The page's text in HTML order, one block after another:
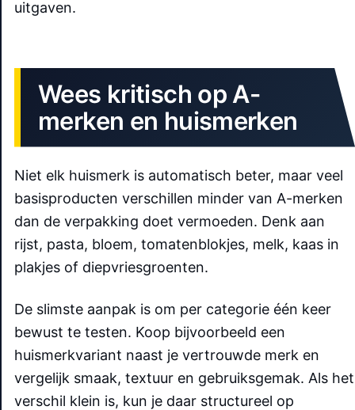
uitgaven.
Wees kritisch op A-
merken en huismerken
Niet elk huismerk is automatisch beter, maar veel
basisproducten verschillen minder van A-merken
dan de verpakking doet vermoeden. Denk aan
rijst, pasta, bloem, tomatenblokjes, melk, kaas in
plakjes of diepvriesgroenten.
De slimste aanpak is om per categorie één keer
bewust te testen. Koop bijvoorbeeld een
huismerkvariant naast je vertrouwde merk en
vergelijk smaak, textuur en gebruiksgemak. Als het
verschil klein is, kun je daar structureel op